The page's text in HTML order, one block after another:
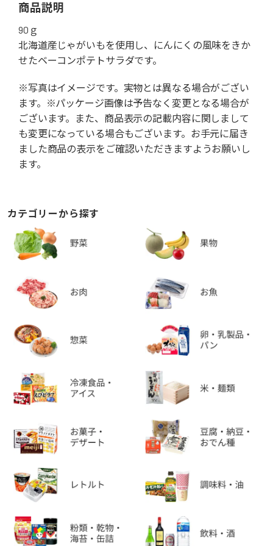
商品説明
90ｇ
北海道産じゃがいもを使用し、にんにくの風味をきか
せたベーコンポテトサラダです。
※写真はイメージです。実物とは異なる場合がござい
ます。※パッケージ画像は予告なく変更となる場合が
ございます。また、商品表示の記載内容に関しまして
も変更になっている場合もございます。お手元に届き
ました商品の表示をご確認いただきますようお願いし
ます。
カテゴリーから探す